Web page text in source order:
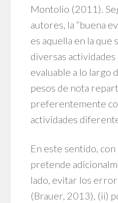
Montolio (2011).
autores, la “buena
es aquella en la que
diversas
evaluable a lo largo
pesos de nota
preferentemente
actividades
En este sentido,
pretende
lado, evitar los
(Brauer, 2013), (ii)